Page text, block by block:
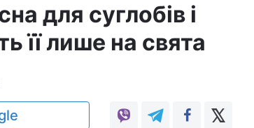
для суглобів і
її лише на свята